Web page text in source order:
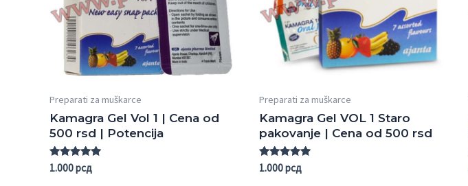
Preparati za muškarce
Kamagra Gel Vol 1 | Cena od
500 rsd | Potencija
Rated
1.000рсд
Preparati za muškarce
Kamagra Gel VOL 1 Staro
pakovanje | Cena od 500 rsd
Rated
1.000рсд